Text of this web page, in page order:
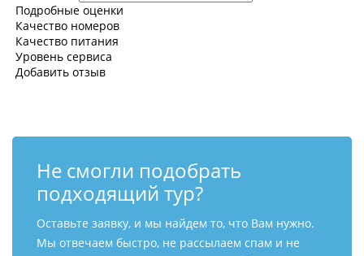
Подробные оценки
Качество номеров
Качество питания
Уровень сервиса
Добавить отзыв
Не смогли подобрать
подходящий тур?
Оставьте заявку, и мы найдем то, что Вам нужно.
Мы отвечаем быстро, не рассылаем спам и не